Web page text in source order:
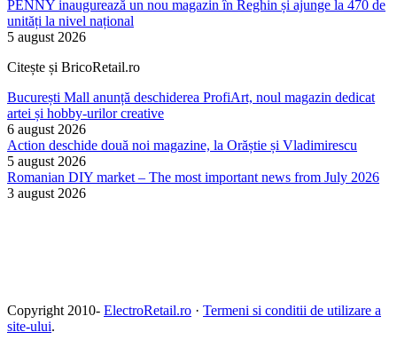
PENNY inaugurează un nou magazin în Reghin și ajunge la 470 de
unități la nivel național
5 august 2026
Citește și BricoRetail.ro
București Mall anunță deschiderea ProfiArt, noul magazin dedicat
artei și hobby-urilor creative
6 august 2026
Action deschide două noi magazine, la Orăștie și Vladimirescu
5 august 2026
Romanian DIY market – The most important news from July 2026
3 august 2026
Copyright 2010- ElectroRetail.ro · Termeni si conditii de utilizare a
site-ului.